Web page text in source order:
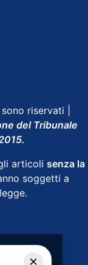
riservati |
del Tribunale
articoli senza la
soggetti a